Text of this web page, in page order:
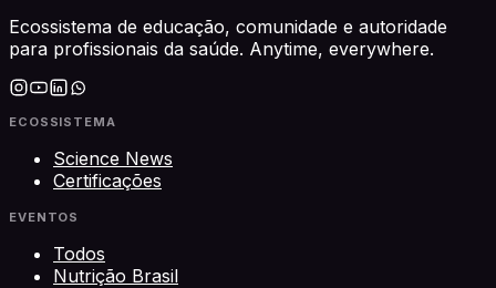
Ecossistema de educação, comunidade e autoridade
para profissionais da saúde. Anytime, everywhere.
ECOSSISTEMA
Science News
Certificações
EVENTOS
Todos
Nutrição Brasil